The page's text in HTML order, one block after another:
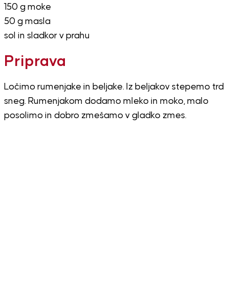
150 g moke
50 g masla
sol in sladkor v prahu
Priprava
Ločimo rumenjake in beljake. Iz beljakov stepemo trd
sneg. Rumenjakom dodamo mleko in moko, malo
posolimo in dobro zmešamo v gladko zmes.